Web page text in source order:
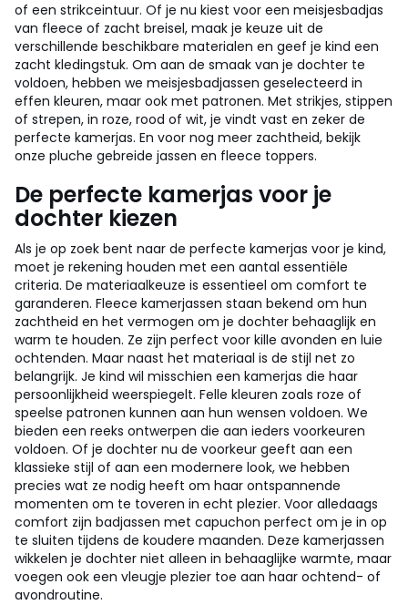
of een strikceintuur. Of je nu kiest voor een meisjesbadjas
van fleece of zacht breisel, maak je keuze uit de
verschillende beschikbare materialen en geef je kind een
zacht kledingstuk. Om aan de smaak van je dochter te
voldoen, hebben we meisjesbadjassen geselecteerd in
effen kleuren, maar ook met patronen. Met strikjes, stippen
of strepen, in roze, rood of wit, je vindt vast en zeker de
perfecte kamerjas. En voor nog meer zachtheid, bekijk
onze pluche gebreide jassen en fleece toppers.
De perfecte kamerjas voor je
dochter kiezen
Als je op zoek bent naar de perfecte kamerjas voor je kind,
moet je rekening houden met een aantal essentiële
criteria. De materiaalkeuze is essentieel om comfort te
garanderen. Fleece kamerjassen staan bekend om hun
zachtheid en het vermogen om je dochter behaaglijk en
warm te houden. Ze zijn perfect voor kille avonden en luie
ochtenden. Maar naast het materiaal is de stijl net zo
belangrijk. Je kind wil misschien een kamerjas die haar
persoonlijkheid weerspiegelt. Felle kleuren zoals roze of
speelse patronen kunnen aan hun wensen voldoen. We
bieden een reeks ontwerpen die aan ieders voorkeuren
voldoen. Of je dochter nu de voorkeur geeft aan een
klassieke stijl of aan een modernere look, we hebben
precies wat ze nodig heeft om haar ontspannende
momenten om te toveren in echt plezier. Voor alledaags
comfort zijn badjassen met capuchon perfect om je in op
te sluiten tijdens de koudere maanden. Deze kamerjassen
wikkelen je dochter niet alleen in behaaglijke warmte, maar
voegen ook een vleugje plezier toe aan haar ochtend- of
avondroutine.